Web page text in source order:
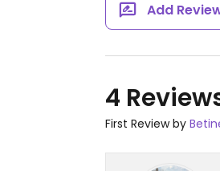
Add
4
First Review by